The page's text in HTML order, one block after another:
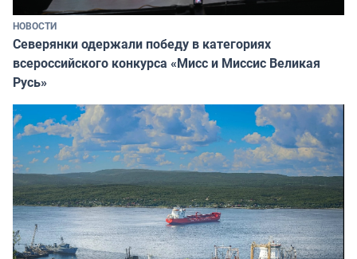
НОВОСТИ
Северянки одержали победу в категориях
всероссийского конкурса «Мисс и Миссис Великая
Русь»